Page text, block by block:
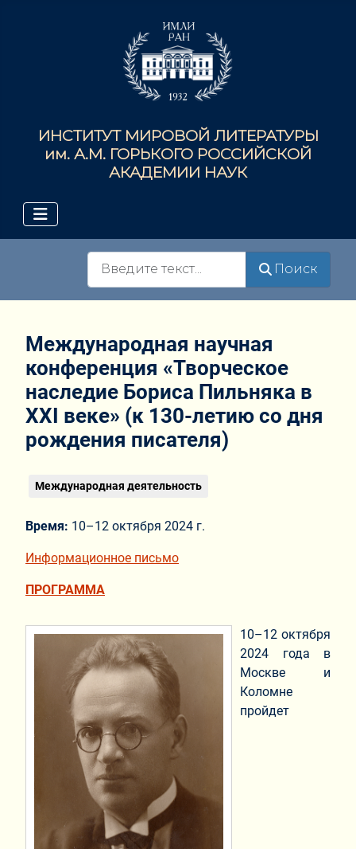
ИНСТИТУТ МИРОВОЙ ЛИТЕРАТУРЫ
им. А.М. ГОРЬКОГО РОССИЙСКОЙ
АКАДЕМИИ НАУК
Поиск
Международная научная
конференция «Творческое
наследие Бориса Пильняка в
XXI веке» (к 130-летию со дня
рождения писателя)
Международная деятельность
Время: 10–12 октября 2024 г.
Информационное письмо
ПРОГРАММА
10–12 октября
2024 года в
Москве и
Коломне
пройдет